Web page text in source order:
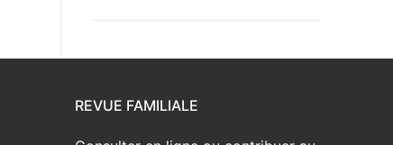
REVUE FAMILIALE